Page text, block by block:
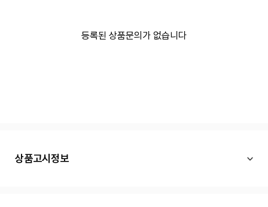
등록된 상품문의가 없습니다
상품고시정보